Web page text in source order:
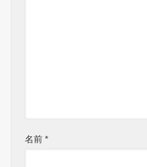
名前*